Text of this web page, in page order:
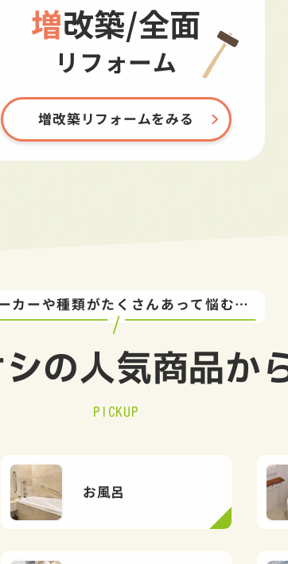
増改築/全面
リフォーム
増改築リフォームをみる
カーや種類がたくさんあって悩む…
の人気商品か
PICKUP
お風呂